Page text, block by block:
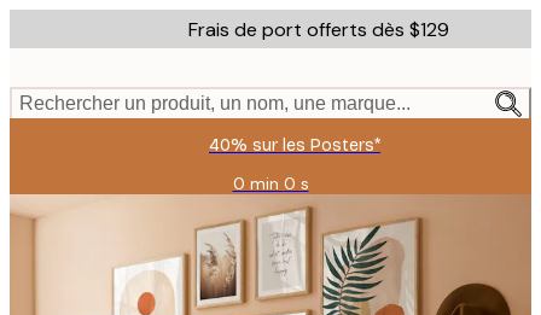
to
content.
Frais de port offerts dès $129
Rechercher un produit, un nom, une marque...
40% sur les Posters*
0 min 0 s
Valable
jusqu'au
:
2026-
08-
06